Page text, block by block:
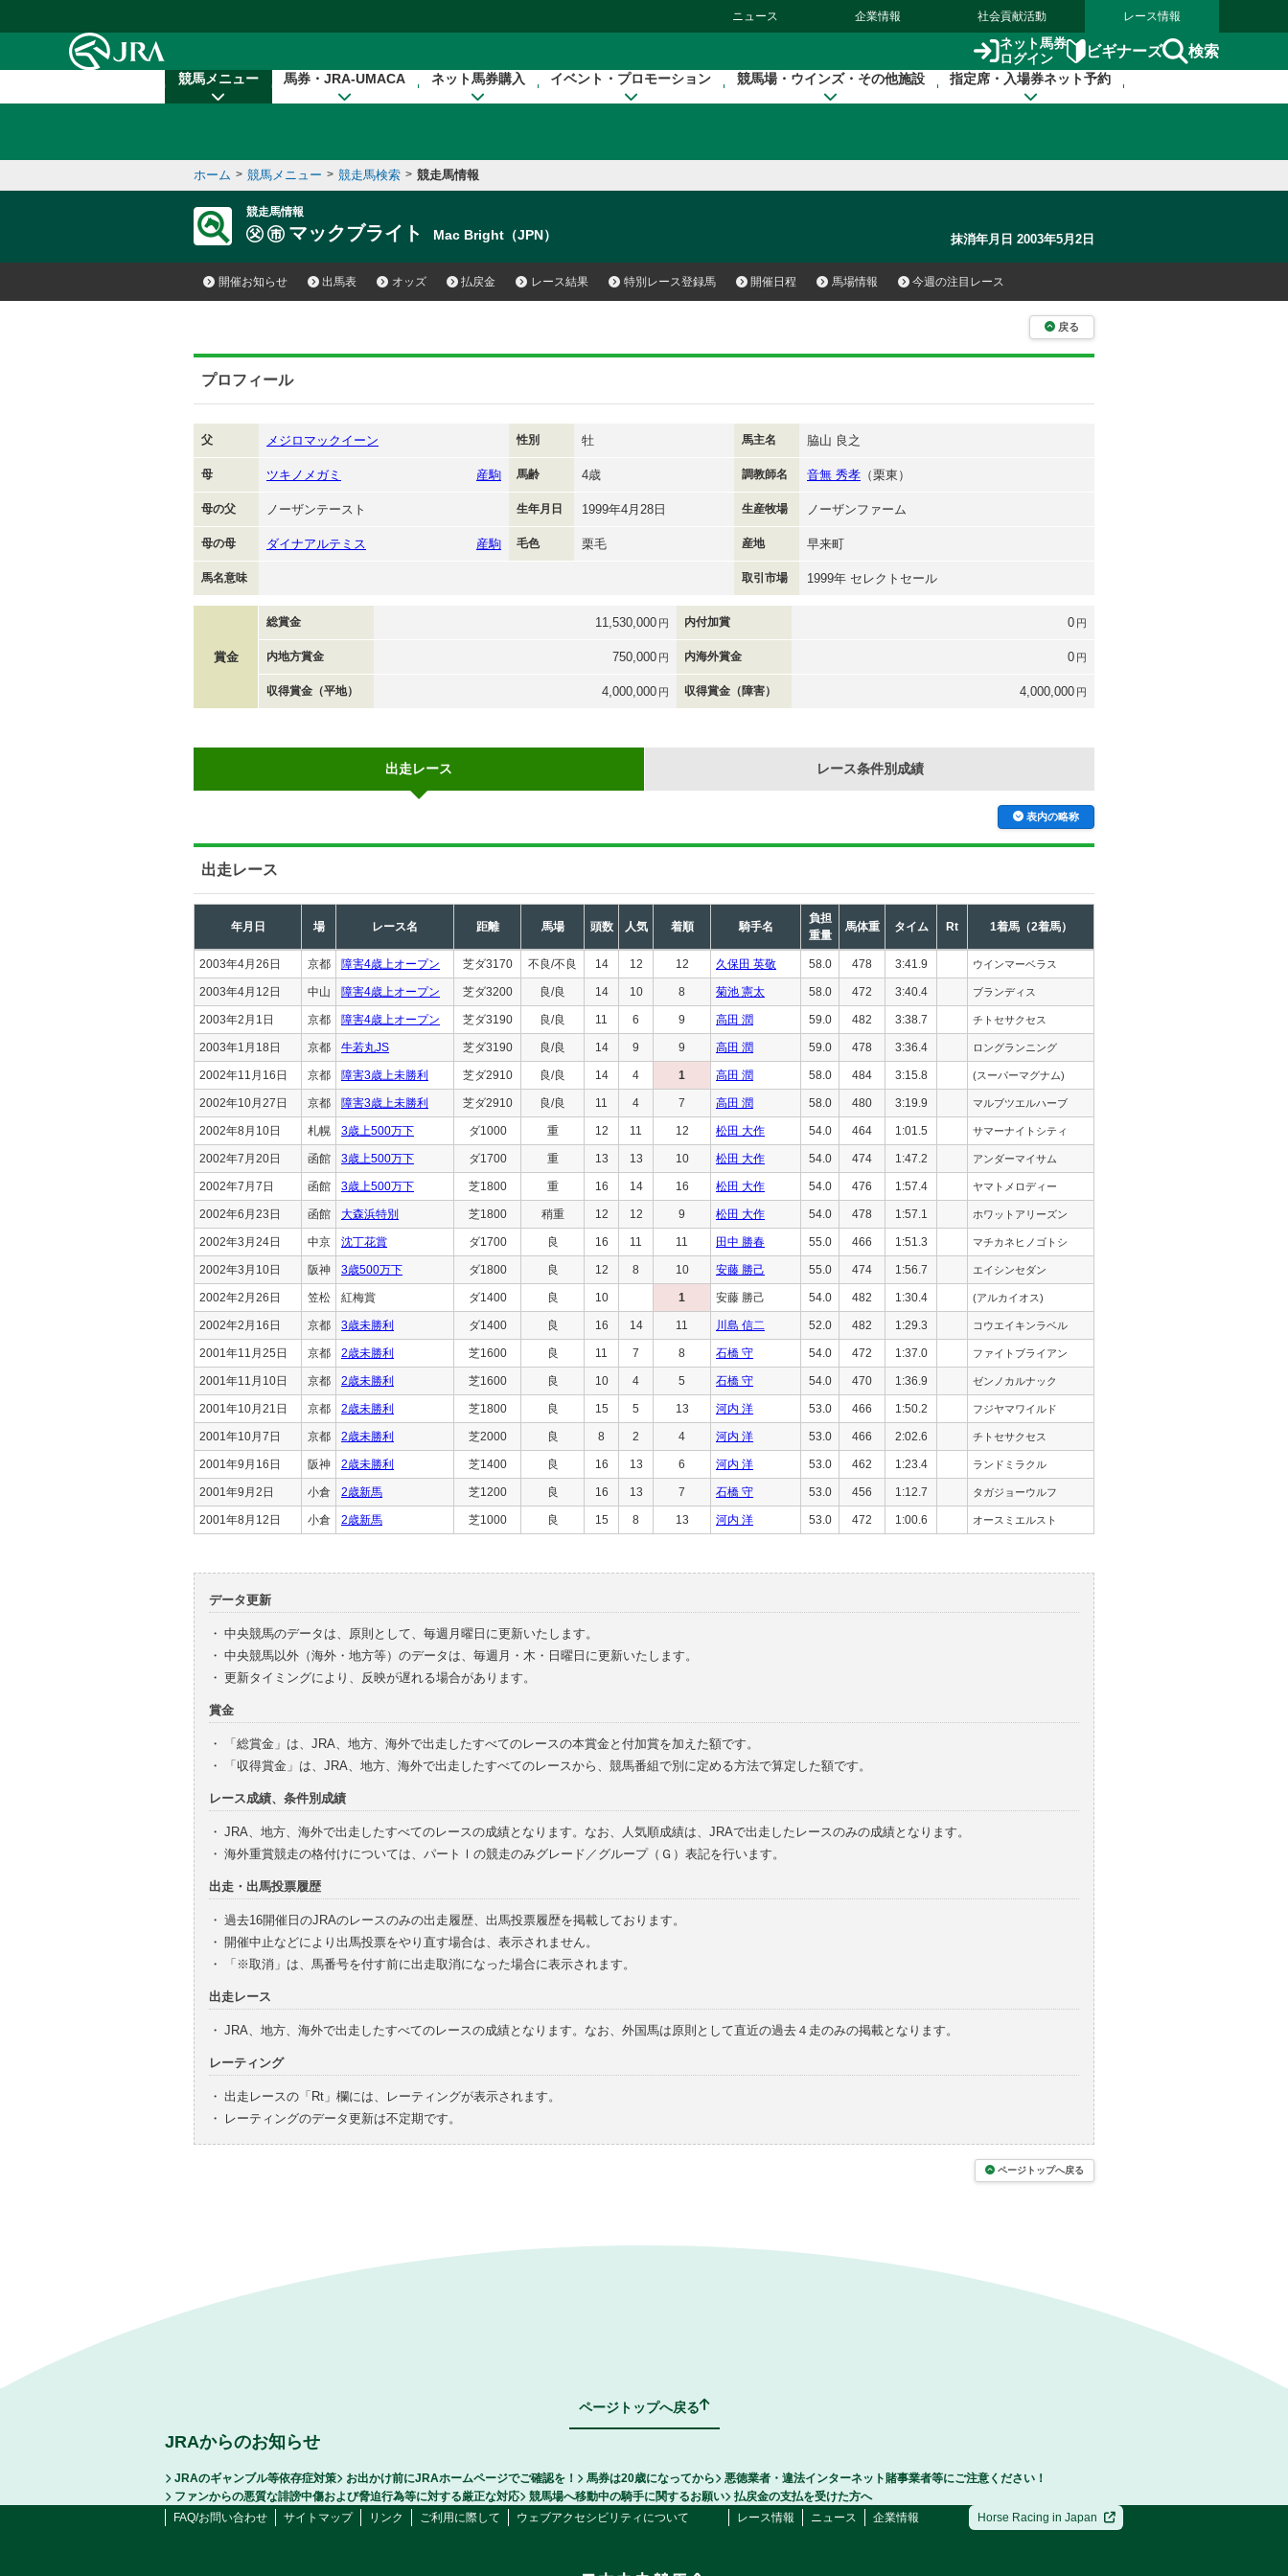
ニュース 企業情報 社会貢献活動 レース情報
ネット馬券
ログイン
ビギナーズ 検索
競馬メニュー 馬券・JRA-UMACA ネット馬券購入 イベント・プロモーション 競馬場・ウインズ・その他施設 指定席・入場券ネット予約
ホーム > 競馬メニュー > 競走馬検索 > 競走馬情報
競走馬情報
マックブライト Mac Bright（JPN） 抹消年月日 2003年5月2日
開催お知らせ 出馬表 オッズ 払戻金 レース結果 特別レース登録馬 開催日程 馬場情報 今週の注目レース
戻る
プロフィール
父 メジロマックイーン 性別 牡 馬主名 脇山 良之
母 ツキノメガミ 産駒 馬齢 4歳 調教師名 音無 秀孝 （栗東）
母の父 ノーザンテースト 生年月日 1999年4月28日 生産牧場 ノーザンファーム
母の母 ダイナアルテミス 産駒 毛色 栗毛 産地 早来町
馬名意味 取引市場 1999年 セレクトセール
賞金
総賞金 11,530,000 円 内付加賞 0 円
内地方賞金 750,000 円 内海外賞金 0 円
収得賞金（平地） 4,000,000 円 収得賞金（障害） 4,000,000 円
出走レース レース条件別成績
表内の略称
出走レース
年月日 場 レース名 距離 馬場 頭数 人気 着順 騎手名
負担
重量
馬体重 タイム Rt 1着馬（2着馬）
2003年4月26日 京都 障害4歳上オープン 芝ダ3170 不良/不良 14 12 12 久保田 英敬 58.0 478 3:41.9 ウインマーベラス
2003年4月12日 中山 障害4歳上オープン 芝ダ3200 良/良 14 10 8 菊池 憲太 58.0 472 3:40.4 ブランディス
2003年2月1日 京都 障害4歳上オープン 芝ダ3190 良/良 11 6 9 高田 潤 59.0 482 3:38.7 チトセサクセス
2003年1月18日 京都 牛若丸JS 芝ダ3190 良/良 14 9 9 高田 潤 59.0 478 3:36.4 ロングランニング
2002年11月16日 京都 障害3歳上未勝利 芝ダ2910 良/良 14 4 1 高田 潤 58.0 484 3:15.8 (スーパーマグナム)
2002年10月27日 京都 障害3歳上未勝利 芝ダ2910 良/良 11 4 7 高田 潤 58.0 480 3:19.9 マルブツエルハーブ
2002年8月10日 札幌 3歳上500万下 ダ1000 重 12 11 12 松田 大作 54.0 464 1:01.5 サマーナイトシティ
2002年7月20日 函館 3歳上500万下 ダ1700 重 13 13 10 松田 大作 54.0 474 1:47.2 アンダーマイサム
2002年7月7日 函館 3歳上500万下 芝1800 重 16 14 16 松田 大作 54.0 476 1:57.4 ヤマトメロディー
2002年6月23日 函館 大森浜特別 芝1800 稍重 12 12 9 松田 大作 54.0 478 1:57.1 ホワットアリーズン
2002年3月24日 中京 沈丁花賞 ダ1700 良 16 11 11 田中 勝春 55.0 466 1:51.3 マチカネヒノゴトシ
2002年3月10日 阪神 3歳500万下 ダ1800 良 12 8 10 安藤 勝己 55.0 474 1:56.7 エイシンセダン
2002年2月26日 笠松 紅梅賞 ダ1400 良 10 1 安藤 勝己 54.0 482 1:30.4 (アルカイオス)
2002年2月16日 京都 3歳未勝利 ダ1400 良 16 14 11 川島 信二 52.0 482 1:29.3 コウエイキンラベル
2001年11月25日 京都 2歳未勝利 芝1600 良 11 7 8 石橋 守 54.0 472 1:37.0 ファイトブライアン
2001年11月10日 京都 2歳未勝利 芝1600 良 10 4 5 石橋 守 54.0 470 1:36.9 ゼンノカルナック
2001年10月21日 京都 2歳未勝利 芝1800 良 15 5 13 河内 洋 53.0 466 1:50.2 フジヤマワイルド
2001年10月7日 京都 2歳未勝利 芝2000 良 8 2 4 河内 洋 53.0 466 2:02.6 チトセサクセス
2001年9月16日 阪神 2歳未勝利 芝1400 良 16 13 6 河内 洋 53.0 462 1:23.4 ランドミラクル
2001年9月2日 小倉 2歳新馬 芝1200 良 16 13 7 石橋 守 53.0 456 1:12.7 タガジョーウルフ
2001年8月12日 小倉 2歳新馬 芝1000 良 15 8 13 河内 洋 53.0 472 1:00.6 オースミエルスト
データ更新
・ 中央競馬のデータは、原則として、毎週月曜日に更新いたします。
・ 中央競馬以外（海外・地方等）のデータは、毎週月・木・日曜日に更新いたします。
・ 更新タイミングにより、反映が遅れる場合があります。
賞金
・
「総賞金」は、JRA、地方、海外で出走したすべてのレースの本賞金と付加賞を加えた額です。
・
「収得賞金」は、JRA、地方、海外で出走したすべてのレースから、競馬番組で別に定める方法で算定した額です。
レース成績、条件別成績
・ JRA、地方、海外で出走したすべてのレースの成績となります。なお、人気順成績は、JRAで出走したレースのみの成績となります。
・ 海外重賞競走の格付けについては、パートⅠの競走のみグレード／グループ（Ｇ）表記を行います。
出走・出馬投票履歴
・ 過去16開催日のJRAのレースのみの出走履歴、出馬投票履歴を掲載しております。
・ 開催中止などにより出馬投票をやり直す場合は、表示されません。
・
「※取消」は、馬番号を付す前に出走取消になった場合に表示されます。
出走レース
・ JRA、地方、海外で出走したすべてのレースの成績となります。なお、外国馬は原則として直近の過去４走のみの掲載となります。
レーティング
・ 出走レースの「Rt」欄には、レーティングが表示されます。
・
レーティングのデータ更新は不定期です。
ページトップへ戻る
ページトップへ戻る
JRAからのお知らせ
JRAのギャンブル等依存症対策 お出かけ前にJRAホームページでご確認を！ 馬券は20歳になってから
悪徳業者・違法インターネット賭事業者等にご注意ください！
ファンからの悪質な誹謗中傷および脅迫行為等に対する厳正な対応
競馬場へ移動中の騎手に関するお願い
払戻金の支払を受けた方へ
FAQ/お問い合わせ
サイトマップ リンク ご利用に際して ウェブアクセシビリティについて レース情報 ニュース 企業情報 Horse Racing in Japan